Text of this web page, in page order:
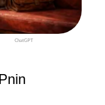
ChatGPT